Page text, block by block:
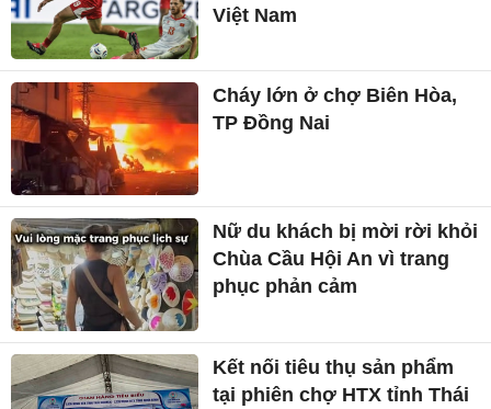
Việt Nam
Cháy lớn ở chợ Biên Hòa,
TP Đồng Nai
Nữ du khách bị mời rời khỏi
Chùa Cầu Hội An vì trang
phục phản cảm
Kết nối tiêu thụ sản phẩm
tại phiên chợ HTX tỉnh Thái